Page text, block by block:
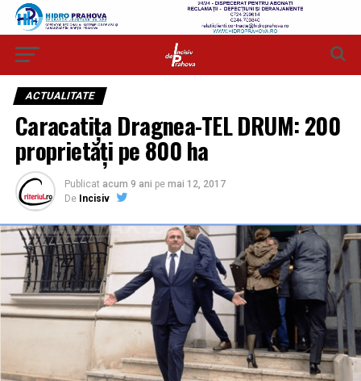
ACTUALITATE
Caracatița Dragnea-TEL DRUM: 200
proprietăți pe 800 ha
Publicat acum 9 ani pe mai 12, 2017
De Incisiv